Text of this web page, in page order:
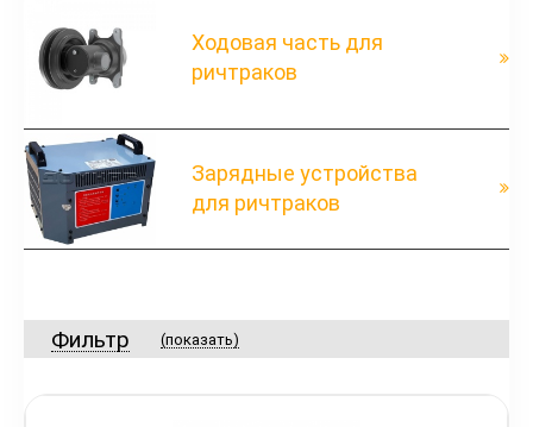
Ходовая часть для
ричтраков
Зарядные устройства
для ричтраков
Фильтр (показать)